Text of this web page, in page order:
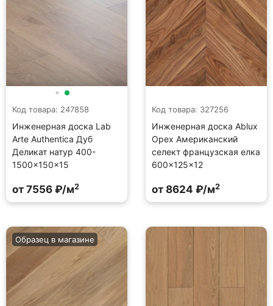
Код товара: 247858
Инженерная доска Lab
Arte Authentica Дуб
Деликат натур 400-
1500×150×15
от 7556 ₽/м2
Код товара: 327256
Инженерная доска Ablux
Орех Американский
селект французская елка
600×125×12
от 8624 ₽/м2
Образец в магазине